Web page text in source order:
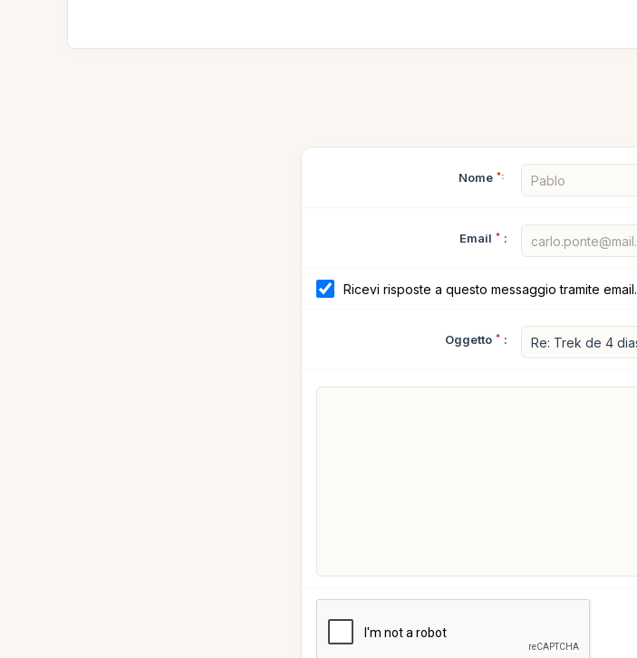
Nome *:
Email * :
Ricevi risposte a questo messaggio tramite email.
Oggetto * :